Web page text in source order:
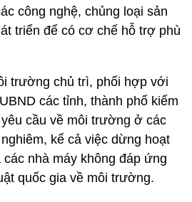
công nghệ, chủng loại sản
triển để có cơ chế hỗ trợ phù
trường chủ trì, phối hợp với
các tỉnh, thành phố kiểm
cầu về môi trường ở các
kể cả việc dừng hoạt
nhà máy không đáp ứng
quốc gia về môi trường.